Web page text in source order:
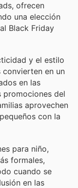
ofrecen
una elección
Black Friday
y el estilo
en un
en las
promociones del
aprovechen
con la
para niño,
formales,
cuando se
en las